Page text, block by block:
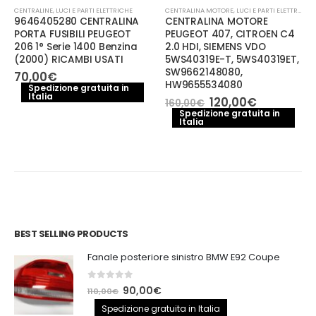
CENTRALINE, LUCI E PARTI ELETTRICHE
9646405280 CENTRALINA
PORTA FUSIBILI PEUGEOT
206 1° Serie 1400 Benzina
(2000) RICAMBI USATI
70,00€
Spedizione gratuita in
Italia
CENTRALINA MOTORE, LUCI E PARTI ELETTRICHE
CENTRALINA MOTORE
PEUGEOT 407, CITROEN C4
2.0 HDI, SIEMENS VDO
5WS40319E-T, 5WS40319ET,
SW9662148080,
HW9655534080
160,00€ Il
prezzo
originale
120,00€Il
prezzo
attuale
Spedizione gratuita in
Italia
BEST SELLING PRODUCTS
Fanale posteriore sinistro BMW E92 Coupe
out of 5
110,00€ Il
prezzo
90,00€Il
prezzo
Spedizione gratuita in Italia